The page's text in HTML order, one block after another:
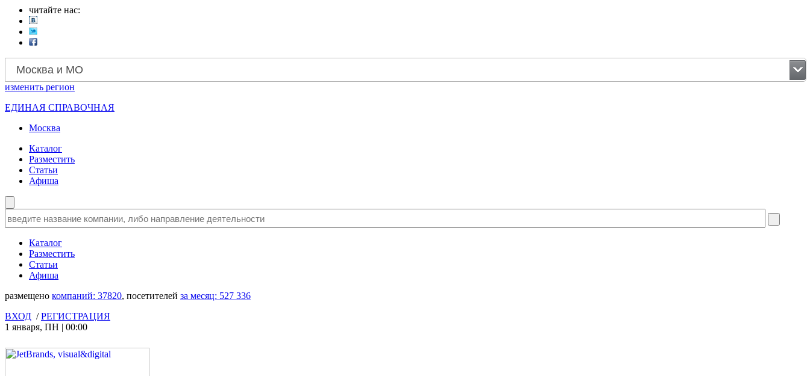
читайте нас:
Москва и МО
изменить регион
ЕДИНАЯ СПРАВОЧНАЯ
Москва
Каталог
Разместить
Статьи
Афиша
Каталог
Разместить
Статьи
Афиша
размещено компаний: 37820, посетителей за месяц: 527 336
ВХОД /РЕГИСТРАЦИЯ
1 января, ПН | 00:00